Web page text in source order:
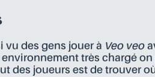
vu des gens jouer à Veo veo
environnement très chargé
des joueurs est de trouver